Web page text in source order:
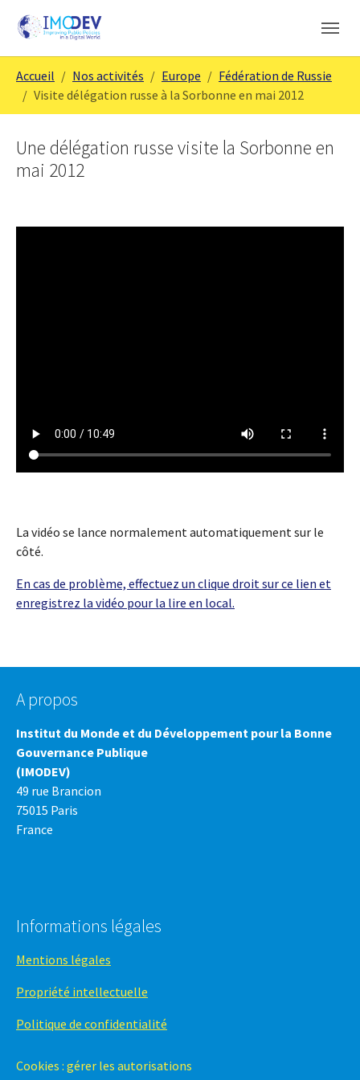
Accueil Nos activités Europe
Fédération de Russie
Visite délégation russe à la Sorbonne en mai 2012
Une délégation russe visite la Sorbonne en
mai 2012
La vidéo se lance normalement automatiquement sur le
côté.
En cas de problème, effectuez un clique droit sur ce lien et
enregistrez la vidéo pour la lire en local.
A propos
Institut du Monde et du Développement pour la Bonne
Gouvernance Publique
(IMODEV)
49 rue Brancion
75015 Paris
France
Informations légales
Mentions légales
Propriété intellectuelle
Politique de confidentialité
Cookies : gérer les autorisations